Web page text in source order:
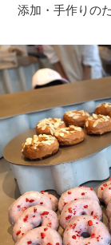
添加・手作りの